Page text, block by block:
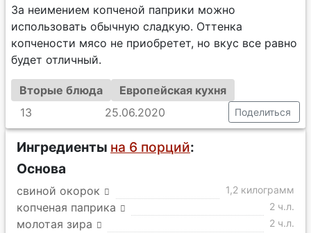
За неимением копченой паприки можно
использовать обычную сладкую. Оттенка
копчености мясо не приобретет, но вкус все равно
будет отличный.
Вторые блюда
Европейская кухня
13
25.06.2020 Поделиться
Ингредиенты на 6 порций:
Основа
свиной окорок 1,2 килограмм
копченая паприка 2 ч.л.
молотая зира 2 ч.л.